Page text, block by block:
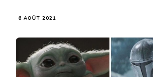
6 AOÛT 2021